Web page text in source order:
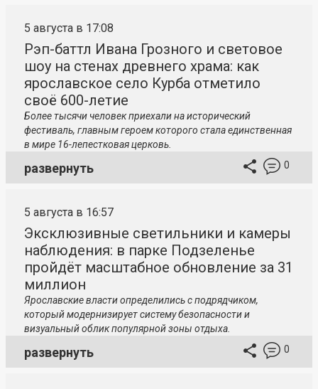
5 августа в 17:08
Рэп-баттл Ивана Грозного и световое
шоу на стенах древнего храма: как
ярославское село Курба отметило
своё 600-летие
Более тысячи человек приехали на исторический
фестиваль, главным героем которого стала единственная
в мире 16-лепестковая церковь.
развернуть 0
5 августа в 16:57
Эксклюзивные светильники и камеры
наблюдения: в парке Подзеленье
пройдёт масштабное обновление за 31
миллион
Ярославские власти определились с подрядчиком,
который модернизирует систему безопасности и
визуальный облик популярной зоны отдыха.
развернуть 0